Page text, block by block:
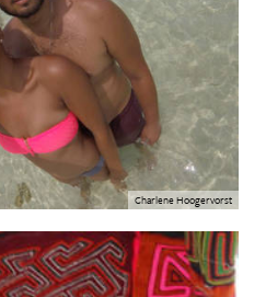
Charlene Hoogervorst